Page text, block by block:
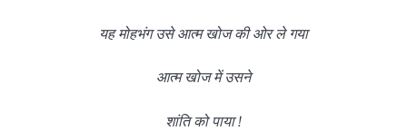
यह मोहभंग उसे आत्म खोज की ओर ले गया
आत्म खोज में उसने
शांति को पाया !